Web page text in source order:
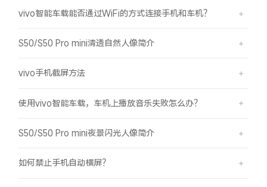
vivo智能车载能否通过WiFi的方式连接手机和车机？
S50/S50 Pro mini清透自然人像简介
vivo手机截屏方法
使用vivo智能车载，车机上播放音乐失败怎么办？
S50/S50 Pro mini夜景闪光人像简介
如何禁止手机自动横屏？